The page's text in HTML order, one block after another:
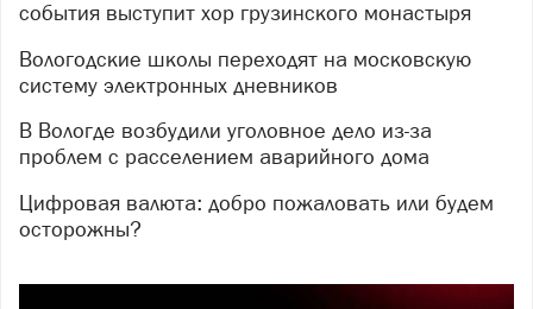
события выступит хор грузинского монастыря
Вологодские школы переходят на московскую
систему электронных дневников
В Вологде возбудили уголовное дело из-за
проблем с расселением аварийного дома
Цифровая валюта: добро пожаловать или будем
осторожны?